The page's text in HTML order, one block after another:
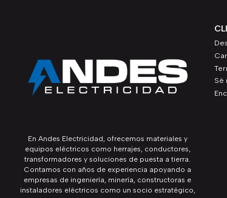
En Andes Electricidad, ofrecemos materiales y
equipos eléctricos como herrajes, conductores,
transformadores y soluciones de puesta a tierra.
Contamos con años de experiencia apoyando a
empresas de ingeniería, minería, constructoras e
instaladores eléctricos como un socio estratégico,
Sé